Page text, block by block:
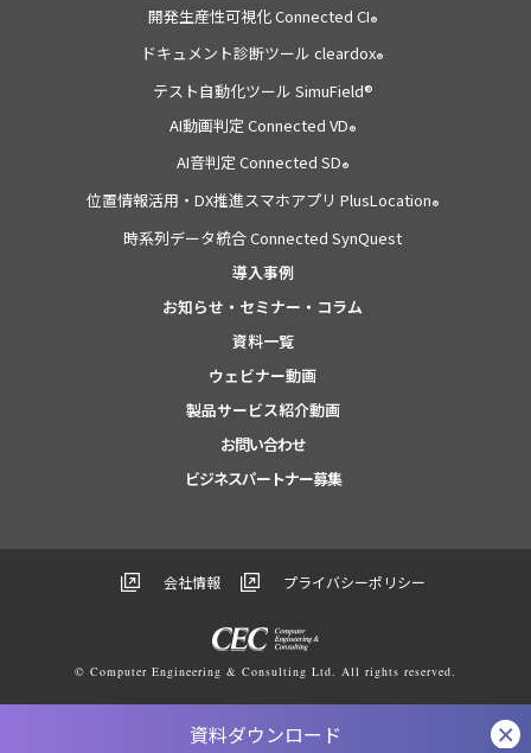
資料ダウンロード
開発生産性可視化 Connected CI®
ドキュメント診断ツール cleardox®
テスト自動化ツール SimuField®
AI動画判定 Connected VD®
AI音判定 Connected SD®
位置情報活用・DX推進スマホアプリ PlusLocation®
時系列データ統合 Connected SynQuest
導入事例
お知らせ・セミナー・コラム
資料一覧
ウェビナー動画
製品サービス紹介動画
お問い合わせ
ビジネスパートナー募集
会社情報 プライバシーポリシー
© Computer Engineering & Consulting Ltd. All rights reserved.